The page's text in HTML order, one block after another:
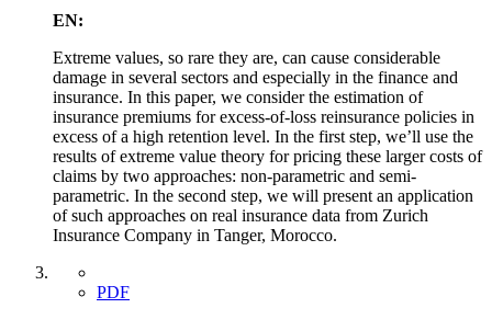
EN:
Extreme values, so rare they are, can cause considerable
damage in several sectors and especially in the finance and
insurance. In this paper, we consider the estimation of
insurance premiums for excess-of-loss reinsurance policies in
excess of a high retention level. In the first step, we’ll use the
results of extreme value theory for pricing these larger costs of
claims by two approaches: non-parametric and semi-
parametric. In the second step, we will present an application
of such approaches on real insurance data from Zurich
Insurance Company in Tanger, Morocco.
PDF